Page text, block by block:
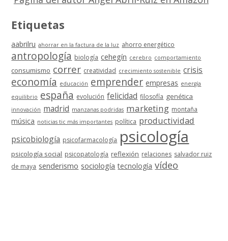
Etiquetas
aabrilru ahorrar en la factura de la luz ahorro energético
antropología biología cehegín cerebro comportamiento
consumismo correr creatividad crecimiento sostenible crisis
economía educación emprender empresas energía
equilibrio españa evolución felicidad filosofía genética
innovación madrid manzanas podridas marketing montaña
música noticias tic más importantes política productividad
psicobiología psicofarmacología psicología
psicología social psicopatología reflexión relaciones salvador ruiz
de maya senderismo sociología tecnología vídeo